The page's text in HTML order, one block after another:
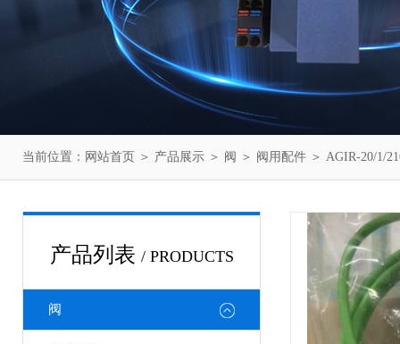
当前位置： 网站首页 ＞ 产品展示 ＞ 阀 ＞ 阀用配件 ＞ AGIR-20/1/
产品列表 / PRODUCTS
阀